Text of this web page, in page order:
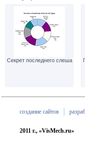
Секрет последнего слеша
создание сайтов
2011 г., «VisMech.ru»